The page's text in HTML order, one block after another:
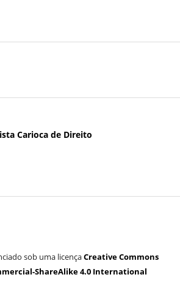
Carioca de Direito
sob uma licençaCreative Commons
ShareAlike 4.0 International